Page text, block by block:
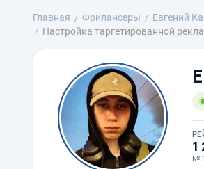
Главная Фрилансеры Евгений
Настройка таргетированной
1
№